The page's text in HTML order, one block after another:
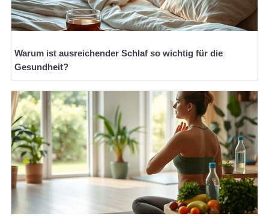
Warum ist ausreichender Schlaf so wichtig für die
Gesundheit?